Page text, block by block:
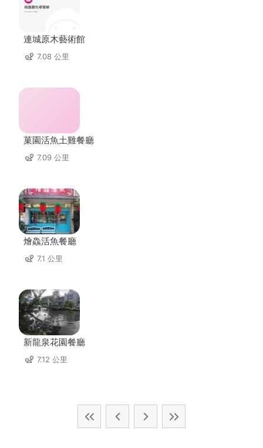
連城原木藝術館
7.08 公里
菓園活魚土雞餐廳
7.09 公里
燴鱻活魚餐廳
7.1 公里
新龍泉花園餐廳
7.12 公里